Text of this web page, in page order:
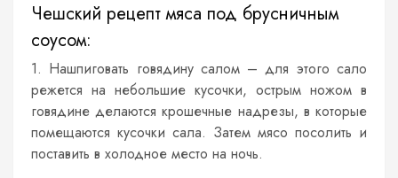
Чешский рецепт мяса под брусничным
соусом:
1. Нашпиговать говядину салом – для этого сало
режется на небольшие кусочки, острым ножом в
говядине делаются крошечные надрезы, в которые
помещаются кусочки сала. Затем мясо посолить и
поставить в холодное место на ночь.